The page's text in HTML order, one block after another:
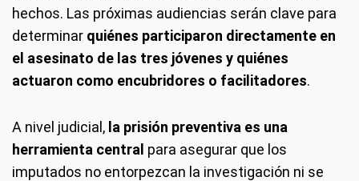
hechos. Las próximas audiencias serán clave para
determinar quiénes participaron directamente en
el asesinato de las tres jóvenes y quiénes
actuaron como encubridores o facilitadores.
A nivel judicial, la prisión preventiva es una
herramienta central para asegurar que los
imputados no entorpezcan la investigación ni se